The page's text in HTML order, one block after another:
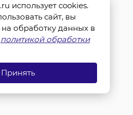
использует cookies.
сайт, вы
на обработку данных в
политикой обработки
Принять